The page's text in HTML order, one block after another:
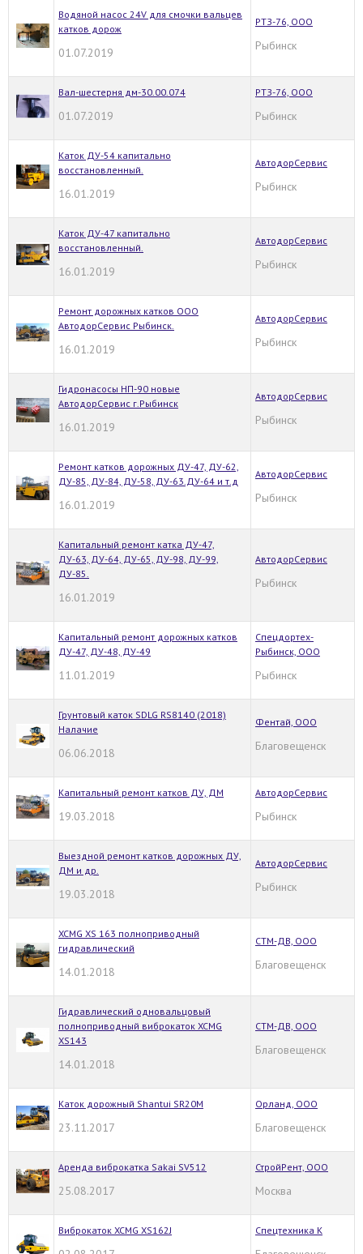
Водяной насос 24V для смочки вальцев
катков дорож
01.07.2019
РТЗ-76, ООО
Рыбинск
Вал-шестерня дм-30.00.074
01.07.2019
РТЗ-76, ООО
Рыбинск
Каток ДУ-54 капитально
восстановленный.
16.01.2019
АвтодорСервис
Рыбинск
Каток ДУ-47 капитально
восстановленный.
16.01.2019
АвтодорСервис
Рыбинск
Ремонт дорожных катков ООО
АвтодорСервис Рыбинск.
16.01.2019
АвтодорСервис
Рыбинск
Гидронасосы НП-90 новые
АвтодорСервис г.Рыбинск
16.01.2019
АвтодорСервис
Рыбинск
Ремонт катков дорожных ДУ-47, ДУ-62,
ДУ-85, ДУ-84, ДУ-58, ДУ-63.ДУ-64 и т.д
16.01.2019
АвтодорСервис
Рыбинск
Капитальный ремонт катка ДУ-47,
ДУ-63, ДУ-64, ДУ-65, ДУ-98, ДУ-99,
ДУ-85.
16.01.2019
АвтодорСервис
Рыбинск
Капитальный ремонт дорожных катков
ДУ-47, ДУ-48, ДУ-49
11.01.2019
Спецдортех-
Рыбинск, ООО
Рыбинск
Грунтовый каток SDLG RS8140 (2018)
Налачие
06.06.2018
Фентай, ООО
Благовещенск
Капитальный ремонт катков ДУ, ДМ
19.03.2018
АвтодорСервис
Рыбинск
Выездной ремонт катков дорожных ДУ,
ДМ и др.
19.03.2018
АвтодорСервис
Рыбинск
XCMG XS 163 полноприводный
гидравлический
14.01.2018
СТМ-ДВ, ООО
Благовещенск
Гидравлический одновальцовый
полноприводный виброкаток XCMG
XS143
14.01.2018
СТМ-ДВ, ООО
Благовещенск
Каток дорожный Shantui SR20M
23.11.2017
Орланд, ООО
Благовещенск
Аренда виброкатка Sakai SV512
25.08.2017
СтройРент, ООО
Москва
Виброкаток XCMG XS162J Спецтехника К